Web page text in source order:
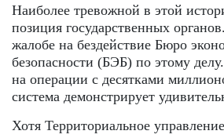
Наиболее тревожной в этой
позиция государственных
жалобе на бездействие Бюро
безопасности (БЭБ) по этому
на операции с десятками
система демонстрирует
Хотя Территориальное